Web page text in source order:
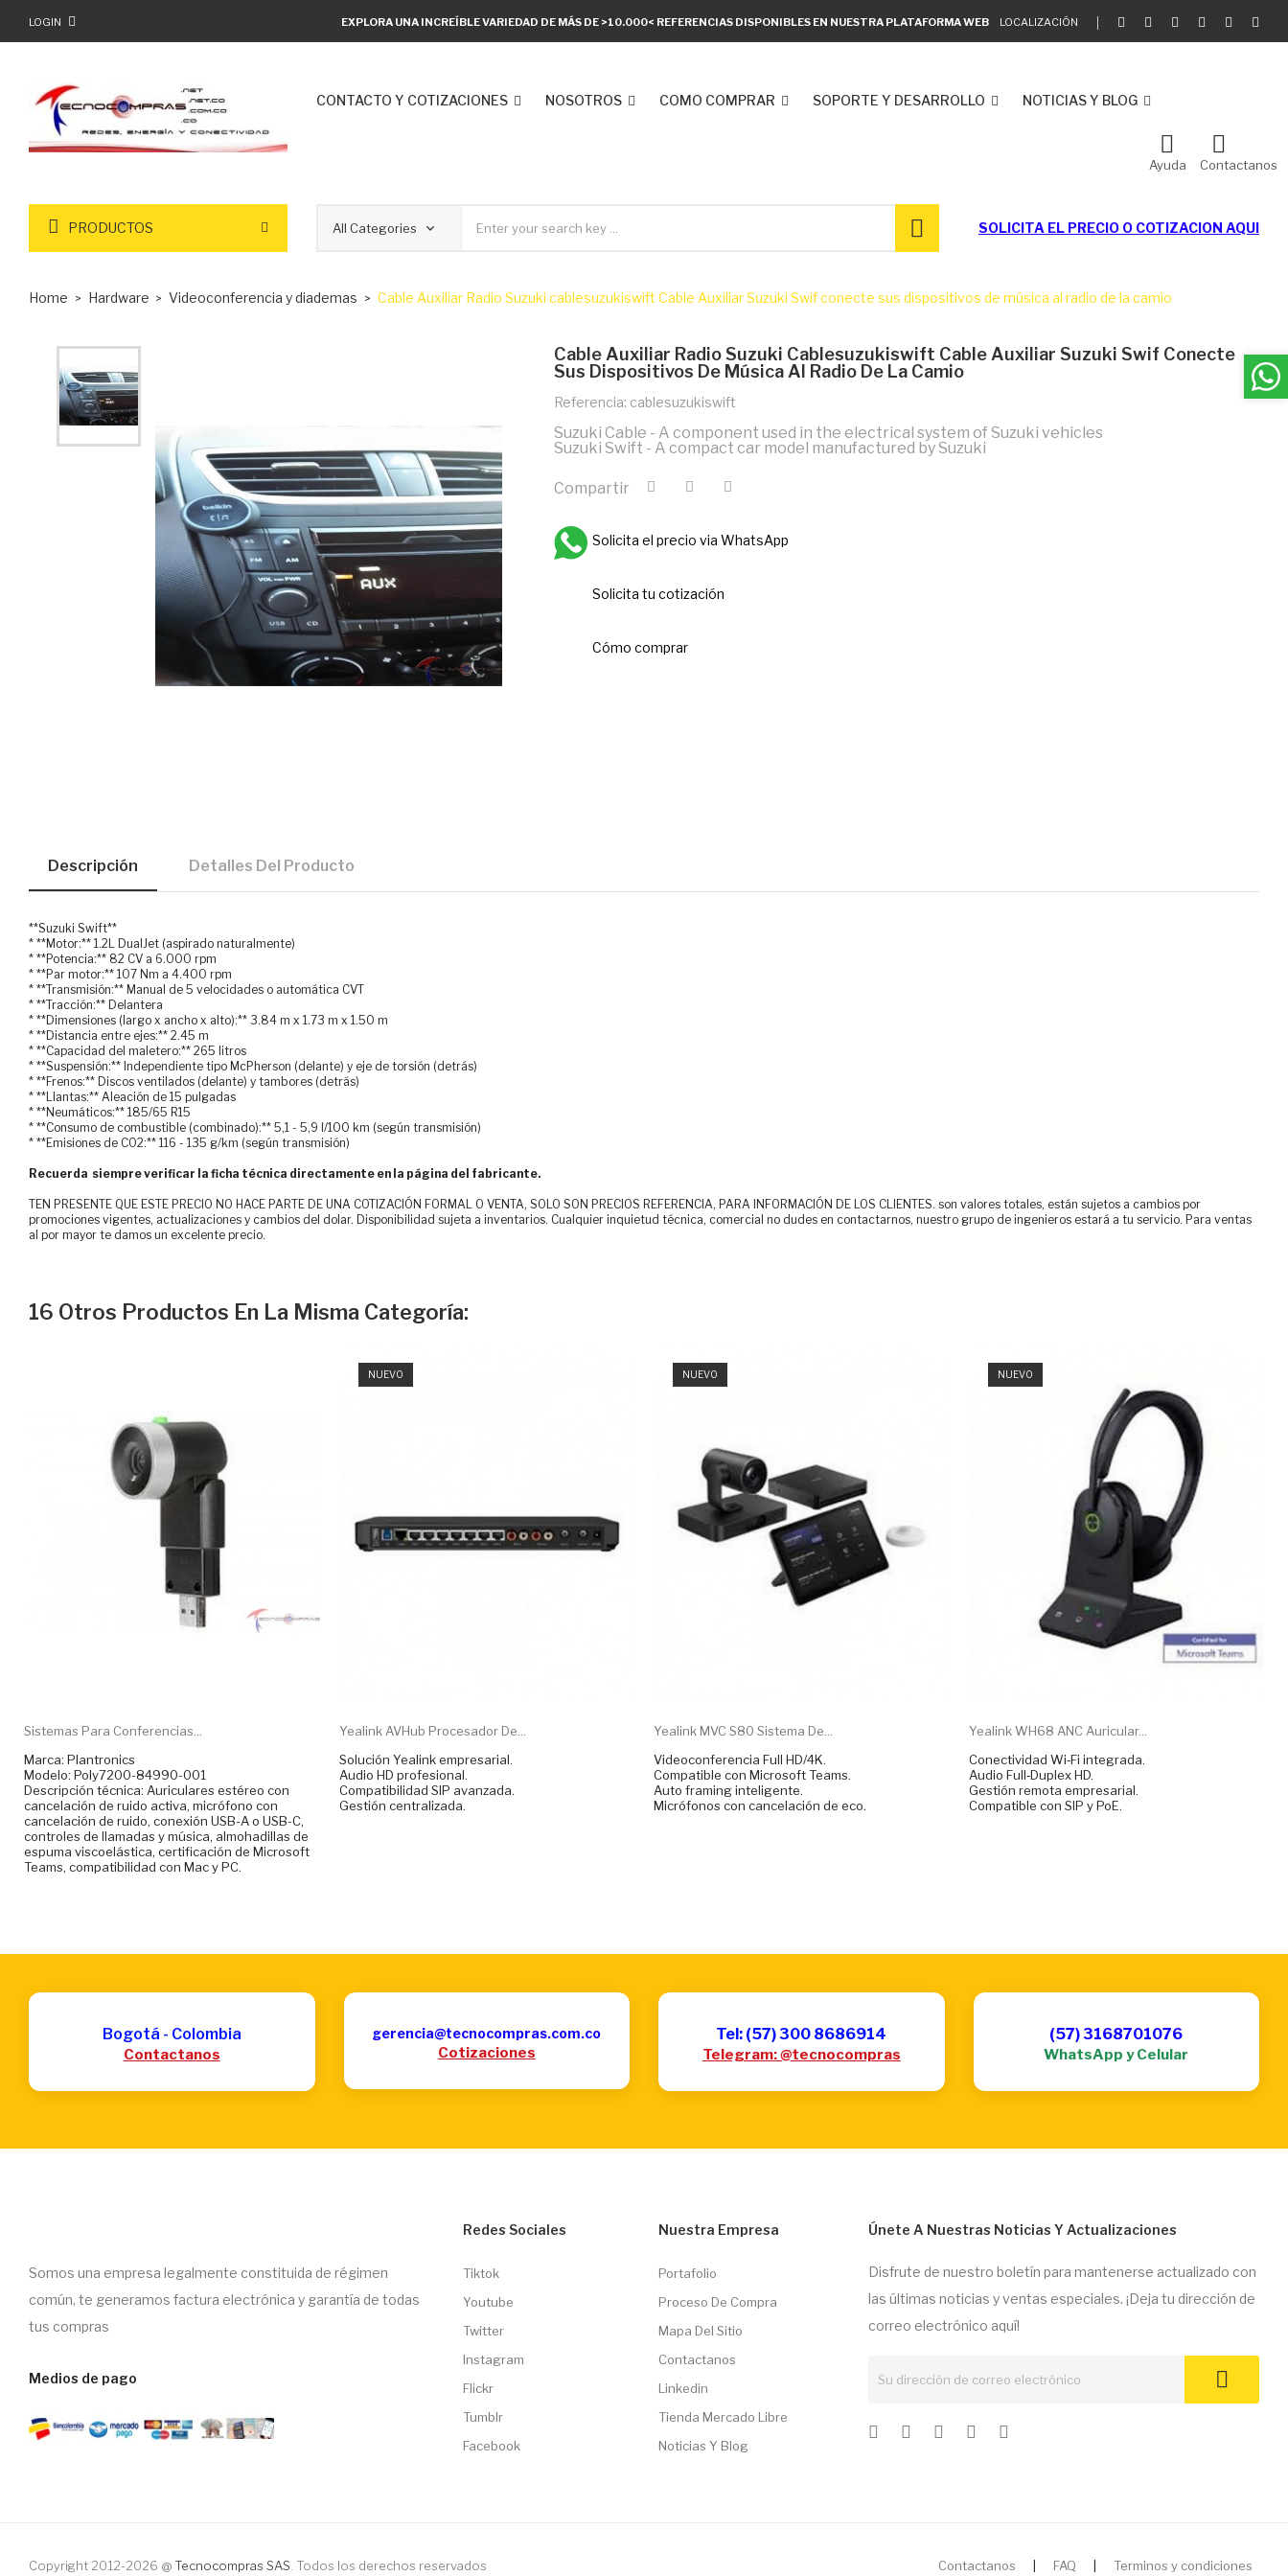
EXPLORA UNA INCREÍBLE VARIEDAD DE MÁS DE >10.000< REFERENCIAS DISPONIBLES EN NUESTRA PLATAFORMA WEB LOCALIZACIÓN
LOGIN
CONTACTO Y COTIZACIONES NOSOTROS COMO COMPRAR SOPORTE Y DESARROLLO NOTICIAS Y BLOG
Ayuda Contactanos
PRODUCTOS SOLICITA EL PRECIO O COTIZACION AQUI
Home Hardware Videoconferencia y diademas Cable Auxiliar Radio Suzuki cablesuzukiswift Cable Auxiliar Suzuki Swif conecte sus dispositivos de música al radio de la camio
Cable Auxiliar Radio Suzuki Cablesuzukiswift Cable Auxiliar Suzuki Swif Conecte
Sus Dispositivos De Música Al Radio De La Camio
Referencia: cablesuzukiswift
Suzuki Cable - A component used in the electrical system of Suzuki vehicles
Suzuki Swift - A compact car model manufactured by Suzuki
Compartir
Solicita el precio via WhatsApp
Solicita tu cotización
Cómo comprar
Descripción Detalles Del Producto
**Suzuki Swift**
* **Motor:** 1.2L DualJet (aspirado naturalmente)
* **Potencia:** 82 CV a 6.000 rpm
* **Par motor:** 107 Nm a 4.400 rpm
* **Transmisión:** Manual de 5 velocidades o automática CVT
* **Tracción:** Delantera
* **Dimensiones (largo x ancho x alto):** 3.84 m x 1.73 m x 1.50 m
* **Distancia entre ejes:** 2.45 m
* **Capacidad del maletero:** 265 litros
* **Suspensión:** Independiente tipo McPherson (delante) y eje de torsión (detrás)
* **Frenos:** Discos ventilados (delante) y tambores (detrás)
* **Llantas:** Aleación de 15 pulgadas
* **Neumáticos:** 185/65 R15
* **Consumo de combustible (combinado):** 5,1 - 5,9 l/100 km (según transmisión)
* **Emisiones de CO2:** 116 - 135 g/km (según transmisión)
Recuerda siempre verificar la ficha técnica directamente en la página del fabricante.
TEN PRESENTE QUE ESTE PRECIO NO HACE PARTE DE UNA COTIZACIÓN FORMAL O VENTA, SOLO SON PRECIOS REFERENCIA, PARA INFORMACIÓN DE LOS CLIENTES. son valores totales, están sujetos a cambios por
promociones vigentes, actualizaciones y cambios del dolar. Disponibilidad sujeta a inventarios. Cualquier inquietud técnica, comercial no dudes en contactarnos, nuestro grupo de ingenieros estará a tu servicio. Para ventas
al por mayor te damos un excelente precio.
16 Otros Productos En La Misma Categoría:
Sistemas Para Conferencias...
Marca: Plantronics
Modelo: Poly7200-84990-001
Descripción técnica: Auriculares estéreo con
cancelación de ruido activa, micrófono con
cancelación de ruido, conexión USB-A o USB-C,
controles de llamadas y música, almohadillas de
espuma viscoelástica, certificación de Microsoft
Teams, compatibilidad con Mac y PC.
NUEVO
Yealink AVHub Procesador De...
Solución Yealink empresarial.
Audio HD profesional.
Compatibilidad SIP avanzada.
Gestión centralizada.
NUEVO
Yealink MVC S80 Sistema De...
Videoconferencia Full HD/4K.
Compatible con Microsoft Teams.
Auto framing inteligente.
Micrófonos con cancelación de eco.
NUEVO
Yealink WH68 ANC Auricular...
Conectividad Wi‑Fi integrada.
Audio Full‑Duplex HD.
Gestión remota empresarial.
Compatible con SIP y PoE.
Bogotá - Colombia
Contactanos
gerencia@tecnocompras.com.co
Cotizaciones
Tel: (57) 300 8686914
Telegram: @tecnocompras
(57) 3168701076
WhatsApp y Celular
Somos una empresa legalmente constituida de régimen
común, te generamos factura electrónica y garantía de todas
tus compras
Medios de pago
Redes Sociales
Tiktok
Youtube
Twitter
Instagram
Flickr
Tumblr
Facebook
Nuestra Empresa
Portafolio
Proceso De Compra
Mapa Del Sitio
Contactanos
Linkedin
Tienda Mercado Libre
Noticias Y Blog
Únete A Nuestras Noticias Y Actualizaciones
Disfrute de nuestro boletín para mantenerse actualizado con
las últimas noticias y ventas especiales. ¡Deja tu dirección de
correo electrónico aquí!
Copyright 2012-2026 @ Tecnocompras SAS . Todos los derechos reservados Contactanos FAQ Terminos y condiciones